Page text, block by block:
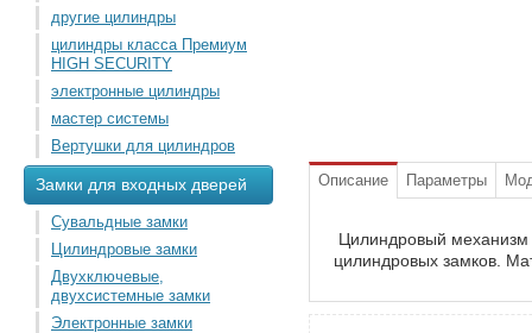
другие цилиндры
цилиндры класса Премиум
HIGH SECURITY
электронные цилиндры
мастер системы
Вертушки для цилиндров
Замки для входных дверей
Сувальдные замки
Цилиндровые замки
Двухключевые,
двухсистемные замки
Электронные замки
Описание Параметры
Цилиндровый механизм
цилиндровых замков.